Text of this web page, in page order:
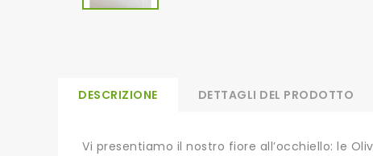
DESCRIZIONE DETTAGLI DEL PRODOTTO
Vi presentiamo il nostro fiore all’occhiello: le